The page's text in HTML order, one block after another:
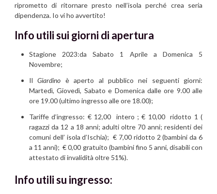
riprometto di ritornare presto nell’isola perché crea seria
dipendenza. Io vi ho avvertito!
Info utili sui giorni di apertura
Stagione 2023:da Sabato 1 Aprile a Domenica 5
Novembre;
IlGiardino è aperto al pubblico nei seguenti giorni:
Martedì, Giovedì, Sabato e Domenica dalle ore 9.00 alle
ore 19.00 (ultimo ingresso alle ore 18.00);
Tariffe d’ingresso: € 12,00 intero ; € 10,00 ridotto 1 (
ragazzi da 12 a 18 anni; adulti oltre 70 anni; residenti dei
comuni dell’ isola d’Ischia); € 7,00 ridotto 2 (bambini da 6
a 11 anni); € 0,00 gratuito (bambini fino 5 anni, disabili con
attestato di invalidità oltre 51%).
Info utili su ingresso: